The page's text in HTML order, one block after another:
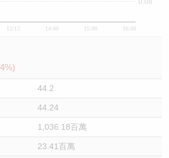
12/13 14:00 15:00 16:00
44.2
44.24
1,036.18百萬
23.41百萬